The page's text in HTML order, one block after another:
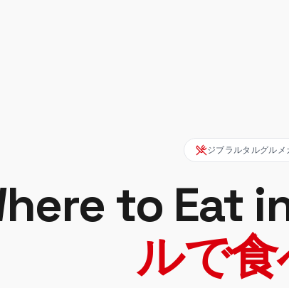
ジブラルタルグルメ
to Eat
ルで